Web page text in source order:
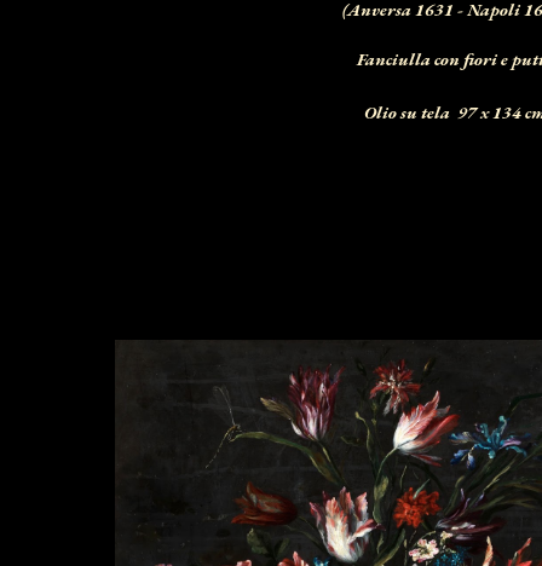
(Anversa 1631 - Napoli
Fanciulla con fiori e
Olio su tela 97 x 134